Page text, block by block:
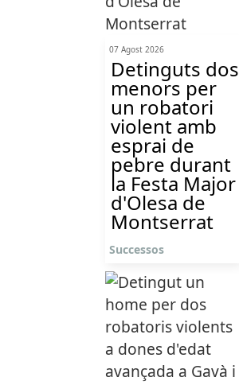
07 Agost 2026
Detinguts dos
menors per
un robatori
violent amb
esprai de
pebre durant
la Festa Major
d'Olesa de
Montserrat
Successos